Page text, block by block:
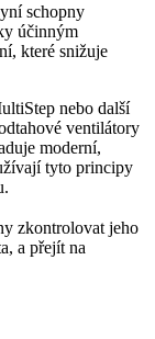
schopny
účinným
které snižuje
nebo další
ventilátory
moderní,
tyto principy
zkontrolovat jeho
a přejít na